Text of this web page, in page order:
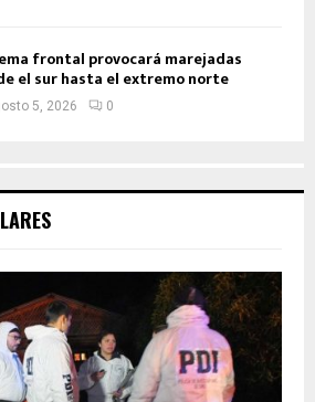
frontal provocará marejadas
el sur hasta el extremo norte
5, 2026 0